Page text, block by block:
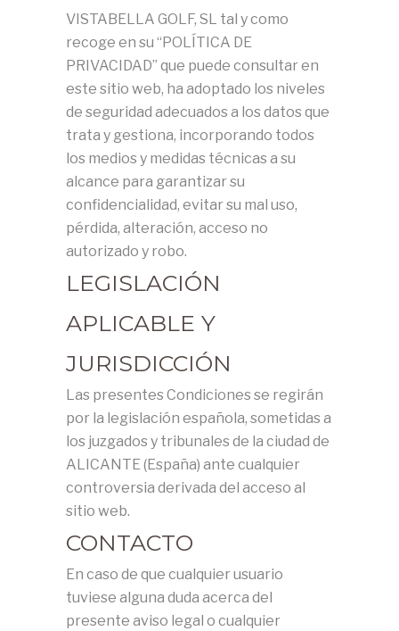
VISTABELLA GOLF, SL tal y como
recoge en su “POLÍTICA DE
PRIVACIDAD” que puede consultar en
este sitio web, ha adoptado los niveles
de seguridad adecuados a los datos que
trata y gestiona, incorporando todos
los medios y medidas técnicas a su
alcance para garantizar su
confidencialidad, evitar su mal uso,
pérdida, alteración, acceso no
autorizado y robo.
LEGISLACIÓN
APLICABLE Y
JURISDICCIÓN
Las presentes Condiciones se regirán
por la legislación española, sometidas a
los juzgados y tribunales de la ciudad de
ALICANTE (España) ante cualquier
controversia derivada del acceso al
sitio web.
CONTACTO
En caso de que cualquier usuario
tuviese alguna duda acerca del
presente aviso legal o cualquier